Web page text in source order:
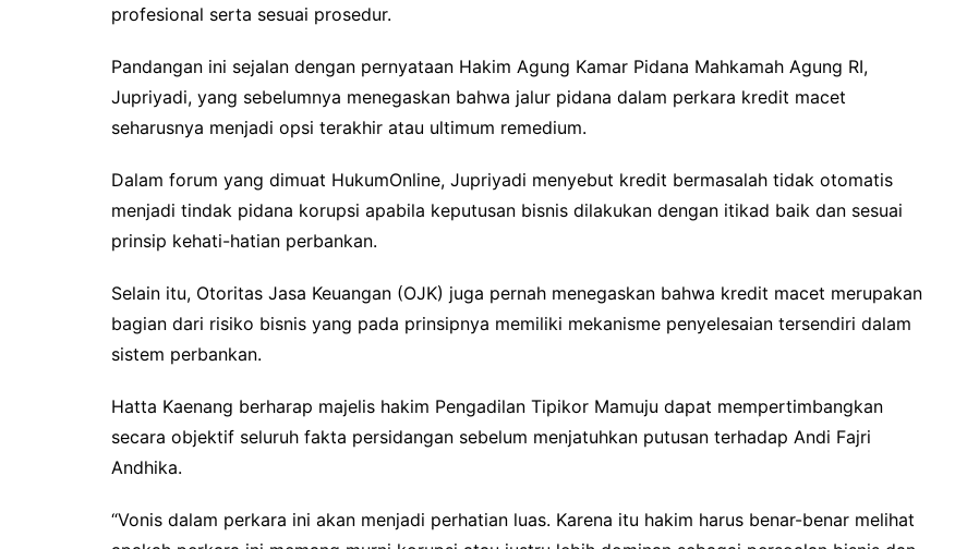
profesional serta sesuai prosedur.
Pandangan ini sejalan dengan pernyataan Hakim Agung Kamar Pidana Mahkamah Agung RI,
Jupriyadi, yang sebelumnya menegaskan bahwa jalur pidana dalam perkara kredit macet
seharusnya menjadi opsi terakhir atau ultimum remedium.
Dalam forum yang dimuat HukumOnline, Jupriyadi menyebut kredit bermasalah tidak otomatis
menjadi tindak pidana korupsi apabila keputusan bisnis dilakukan dengan itikad baik dan sesuai
prinsip kehati-hatian perbankan.
Selain itu, Otoritas Jasa Keuangan (OJK) juga pernah menegaskan bahwa kredit macet merupakan
bagian dari risiko bisnis yang pada prinsipnya memiliki mekanisme penyelesaian tersendiri dalam
sistem perbankan.
Hatta Kaenang berharap majelis hakim Pengadilan Tipikor Mamuju dapat mempertimbangkan
secara objektif seluruh fakta persidangan sebelum menjatuhkan putusan terhadap Andi Fajri
Andhika.
“Vonis dalam perkara ini akan menjadi perhatian luas. Karena itu hakim harus benar-benar melihat